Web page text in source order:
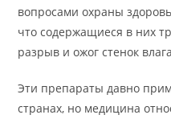
вопросами охраны
что содержащиеся в них
разрыв и ожог стенок
Эти препараты давно
странах, но медицина